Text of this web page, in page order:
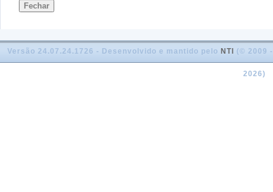
Fechar
Versão 24.07.24.1726 - Desenvolvido e mantido pelo NTI (© 2009 -
2026)